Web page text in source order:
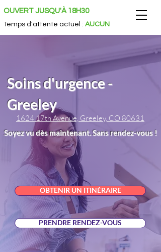
OUVERT JUSQU'À 18H30
Temps d'attente actuel : AUCUN
Soins d'urgence -
Greeley
1624 17th Avenue, Greeley, CO 80631
Soyez vu dès maintenant. Sans rendez-vous !
OBTENIR UN ITINÉRAIRE
PRENDRE RENDEZ-VOUS